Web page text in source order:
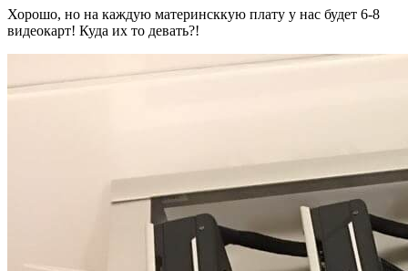
Хорошо, но на каждую материнсккую плату у нас будет 6-8
видеокарт! Куда их то девать?!